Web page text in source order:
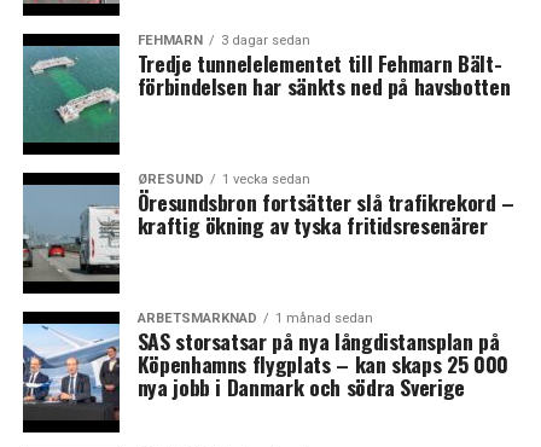
bevilliget op til 250 mio. kr. til etableringen af
TestCenter Danmark, som drives i samarbejde med
regionerne og Statens Serum Institut.
I slutningen af marts var målet for Sundhedsstyrelsen
er pr. 22. april 2020 blevet testet. (News Øresund)
LÄS OCKSÅ:
Grönland får över 120 miljoner kronor i ekonomiskt stöd
från USA
Tivoli och andra nöjesparker öppnar i maj trots
myndighetskritik
FEHMARN 3 dagar sedan
Tredje tunnelelementet till Fehmarn Bält-
förbindelsen har sänkts ned på havsbotten
ØRESUND 1 vecka sedan
Öresundsbron fortsätter slå trafikrekord –
kraftig ökning av tyska fritidsresenärer
ARBETSMARKNAD 1 månad sedan
SAS storsatsar på nya långdistansplan på
Köpenhamns flygplats – kan skaps 25 000
nya jobb i Danmark och södra Sverige